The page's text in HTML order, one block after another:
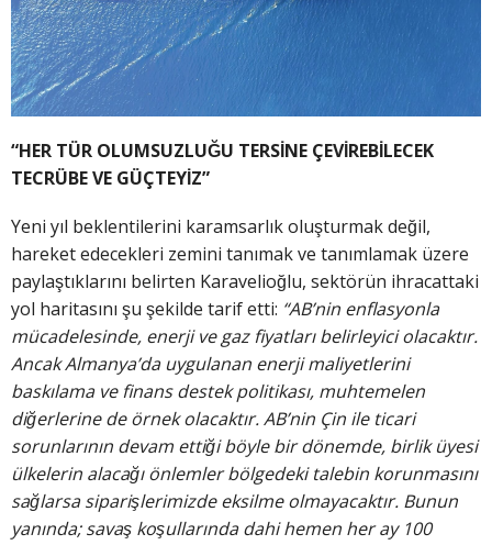
“HER TÜR OLUMSUZLUĞU TERSİNE ÇEVİREBİLECEK
TECRÜBE VE GÜÇTEYİZ”
Yeni yıl beklentilerini karamsarlık oluşturmak değil,
hareket edecekleri zemini tanımak ve tanımlamak üzere
paylaştıklarını belirten Karavelioğlu, sektörün ihracattaki
yol haritasını şu şekilde tarif etti: “AB’nin enflasyonla
mücadelesinde, enerji ve gaz fiyatları belirleyici olacaktır.
Ancak Almanya’da uygulanan enerjimaliyetlerini
baskılama ve finans destek politikası, muhtemelen
diğerlerine de örnek olacaktır. AB’nin Çin ile ticari
sorunlarının devam ettiği böyle bir dönemde, birlik üyesi
ülkelerin alacağı önlemler bölgedeki talebin korunmasını
sağlarsa siparişlerimizde eksilme olmayacaktır. Bunun
yanında; savaş koşullarında dahi hemen her ay 100